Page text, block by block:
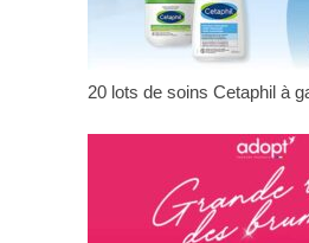
20 lots de soins Cetaphil à